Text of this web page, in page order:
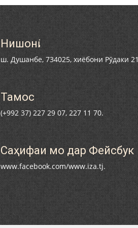
Нишонӣ
ш. Душанбе, 734025, хиёбони Рӯдаки 21
Тамос
(+992 37) 227 29 07, 227 11 70.
Саҳифаи мо дар Фейсбук
www.facebook.com/www.iza.tj.